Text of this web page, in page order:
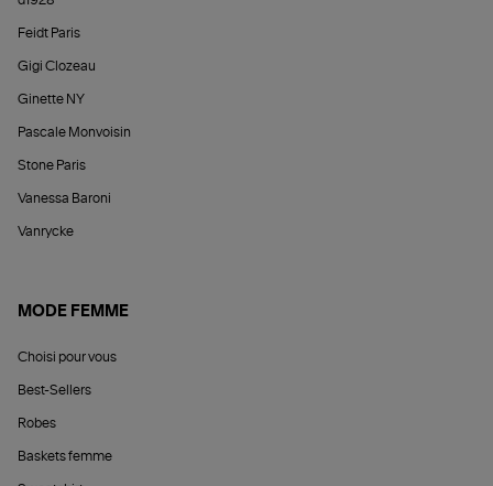
Feidt Paris
Gigi Clozeau
Ginette NY
Pascale Monvoisin
Stone Paris
Vanessa Baroni
Vanrycke
MODE FEMME
Choisi pour vous
Best-Sellers
Robes
Baskets femme